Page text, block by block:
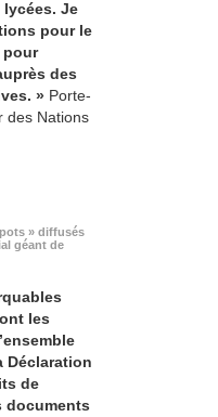
Je
pour le
pour
des
» Porte-
des Nations
» diffusés
géant de
les
Déclaration
de
documents